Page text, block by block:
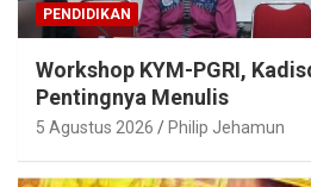
PENDIDIKAN
Workshop KYM-PGRI,
Pentingnya Menulis
5 Agustus 2026 Philip Jehamun